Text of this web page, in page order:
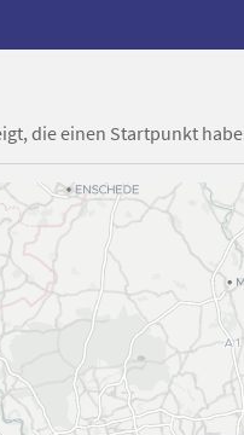
die einen Startpunkt